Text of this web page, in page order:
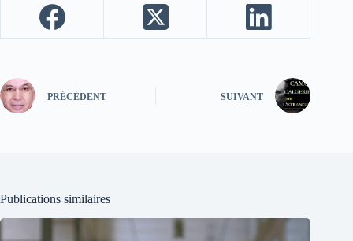
PRÉCÉDENT SUIVANT
Publications similaires